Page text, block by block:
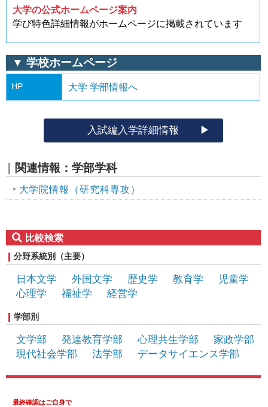
大学の公式ホームページ案内
学び特色詳細情報がホームページに掲載されています
▼ 学校ホームページ
HP 大学 学部情報へ
入試編入学詳細情報
関連情報：学部学科
大学院情報（研究科専攻）
比較検索
分野系統別（主要）
日本文学 外国文学 歴史学 教育学
児童学
心理学
福祉学 経営学
学部別
文学部 発達教育学部 心理共生学部
家政学部
現代社会学部
法学部 データサイエンス学部
最終確認はご自身で